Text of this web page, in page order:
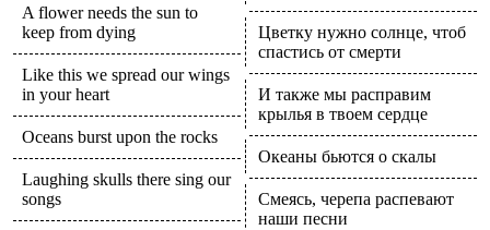
A flower needs the sun to
keep from dying
Like this we spread our wings
in your heart
Oceans burst upon the rocks
Laughing skulls there sing our
songs
Цветку нужно солнце, чтоб
спастись от смерти
И также мы расправим
крылья в твоем сердце
Океаны бьются о скалы
Смеясь, черепа распевают
наши песни